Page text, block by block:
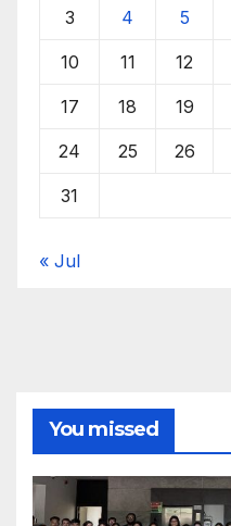
3 4 5
10 11 12
17 18 19
24 25 26
31
« Jul
You missed